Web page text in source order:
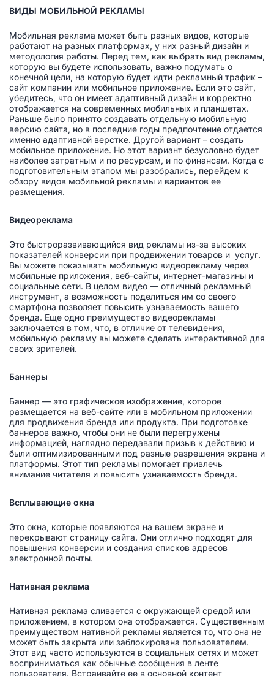
ВИДЫ МОБИЛЬНОЙ РЕКЛАМЫ
Мобильная реклама может быть разных видов, которые
работают на разных платформах, у них разный дизайн и
методология работы. Перед тем, как выбрать вид рекламы,
которую вы будете использовать, важно подумать о
конечной цели, на которую будет идти рекламный трафик –
сайт компании или мобильное приложение. Если это сайт,
убедитесь, что он имеет адаптивный дизайн и корректно
отображается на современных мобильных и планшетах.
Раньше было принято создавать отдельную мобильную
версию сайта, но в последние годы предпочтение отдается
именно адаптивной верстке. Другой вариант – создать
мобильное приложение. Но этот вариант безусловно будет
наиболее затратным и по ресурсам, и по финансам. Когда с
подготовительным этапом мы разобрались, перейдем к
обзору видов мобильной рекламы и вариантов ее
размещения.
Видеореклама
Это быстроразвивающийся вид рекламы из-за высоких
показателей конверсии при продвижении товаров и услуг.
Вы можете показывать мобильную видеорекламу через
мобильные приложения, веб-сайты, интернет-магазины и
социальные сети. В целом видео — отличный рекламный
инструмент, а возможность поделиться им со своего
смартфона позволяет повысить узнаваемость вашего
бренда. Еще одно преимущество видеорекламы
заключается в том, что, в отличие от телевидения,
мобильную рекламу вы можете сделать интерактивной для
своих зрителей.
Баннеры
Баннер — это графическое изображение, которое
размещается на веб-сайте или в мобильном приложении
для продвижения бренда или продукта. При подготовке
баннеров важно, чтобы они не были перегружены
информацией, наглядно передавали призыв к действию и
были оптимизированными под разные разрешения экрана и
платформы. Этот тип рекламы помогает привлечь
внимание читателя и повысить узнаваемость бренда.
Всплывающие окна
Это окна, которые появляются на вашем экране и
перекрывают страницу сайта. Они отлично подходят для
повышения конверсии и создания списков адресов
электронной почты.
Нативная реклама
Нативная реклама сливается с окружающей средой или
приложением, в котором она отображается. Существенным
преимуществом нативной рекламы является то, что она не
может быть закрыта или заблокирована пользователем.
Этот вид часто используются в социальных сетях и может
восприниматься как обычные сообщения в ленте
пользователя. Встраивайте ее в основной контент